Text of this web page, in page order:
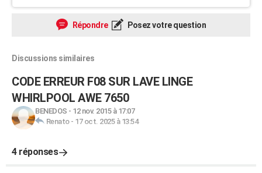
Répondre Posez votre question
Discussions similaires
CODE ERREUR F08 SUR LAVE LINGE
WHIRLPOOL AWE 7650
BENEDOS - 12 nov. 2015 à 17:07
Renato- 17 oct. 2025 à 13:54
4 réponses